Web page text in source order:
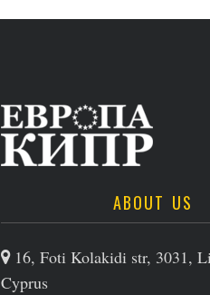
ABOUT US
16, Foti Kolakidi str, 3031,
Cyprus